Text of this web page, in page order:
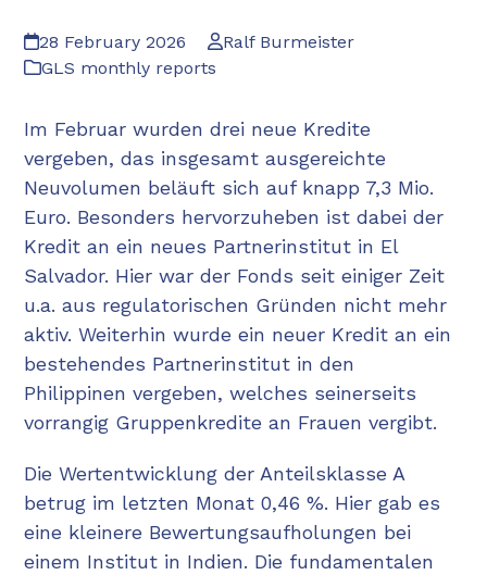
28 February 2026
Ralf Burmeister
GLS monthly reports
Im Februar wurden drei neue Kredite
vergeben, das insgesamt ausgereichte
Neuvolumen beläuft sich auf knapp 7,3 Mio.
Euro. Besonders hervorzuheben ist dabei der
Kredit an ein neues Partnerinstitut in El
Salvador. Hier war der Fonds seit einiger Zeit
u.a. aus regulatorischen Gründen nicht mehr
aktiv. Weiterhin wurde ein neuer Kredit an ein
bestehendes Partnerinstitut in den
Philippinen vergeben, welches seinerseits
vorrangig Gruppenkredite an Frauen vergibt.​
Die Wertentwicklung der Anteilsklasse A
betrug im letzten Monat 0,46 %. Hier gab es
eine kleinere Bewertungsaufholungen bei
einem Institut in Indien. Die fundamentalen